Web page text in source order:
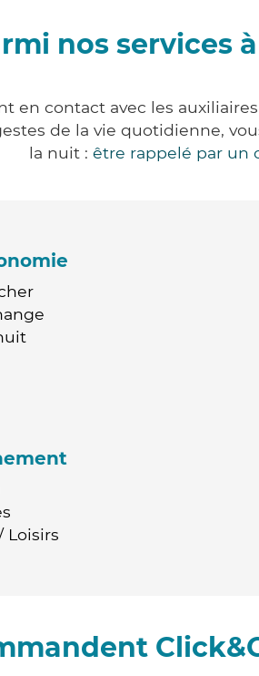
nos services
en contact avec les
de la vie quotidienne,
la nuit : être rappelé par un
Loisirs